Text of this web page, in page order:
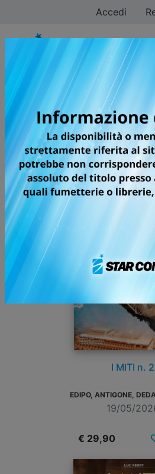
Accedi
Giovanni
Tutti i fumetti
I MITI n. 2
EDIPO, ANTIGONE,
19/05/
€ 29,90